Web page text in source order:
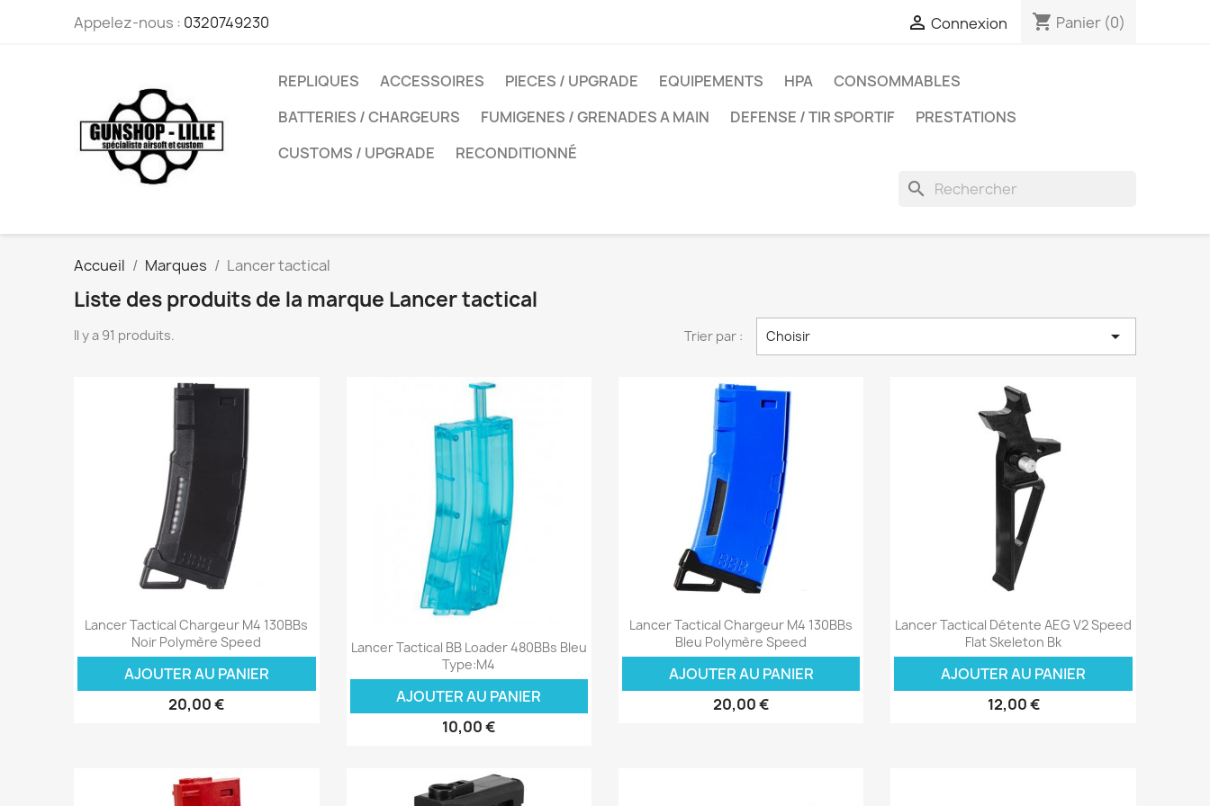
Appelez-nous : 0320749230  Connexion shopping_cart Panier (0)
REPLIQUES ACCESSOIRES PIECES / UPGRADE EQUIPEMENTS HPA
CONSOMMABLES
BATTERIES / CHARGEURS
FUMIGENES / GRENADES A MAIN DEFENSE / TIR SPORTIF
PRESTATIONS
CUSTOMS / UPGRADE
RECONDITIONNÉ
search
Accueil Marques Lancer tactical
Liste des produits de la marque Lancer tactical
Il y a 91 produits. Trier par : Choisir 
Aperçu rapide
Lancer Tactical Chargeur M4 130BBs
Noir Polymère Speed
AJOUTER AU PANIER
20,00 €
Aperçu rapide
Lancer Tactical BB Loader 480BBs Bleu
Type:M4
AJOUTER AU PANIER
10,00 €
Aperçu rapide
Lancer Tactical Chargeur M4 130BBs
Bleu Polymère Speed
AJOUTER AU PANIER
20,00 €
Aperçu rapide
Lancer Tactical Détente AEG V2 Speed
Flat Skeleton Bk
AJOUTER AU PANIER
12,00 €